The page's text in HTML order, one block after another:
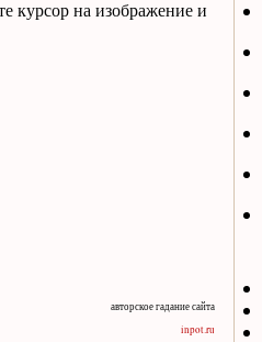
курсор на изображение и
авторское гадание сайта
inpot.ru